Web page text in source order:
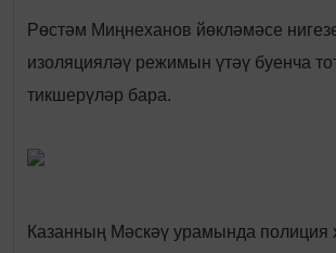
Рөстәм Миңнеханов йөкләмәсе
изоляцияләү режимын үтәү буенча
тикшерүләр бара.
Казанның Мәскәү урамында полиция